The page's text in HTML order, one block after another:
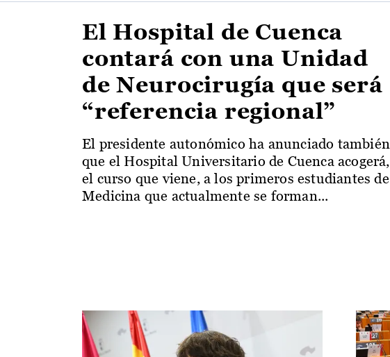
El Hospital de Cuenca
contará con una Unidad
de Neurocirugía que será
“referencia regional”
El presidente autonómico ha anunciado también
que el Hospital Universitario de Cuenca acogerá,
el curso que viene, a los primeros estudiantes de
Medicina que actualmente se forman...